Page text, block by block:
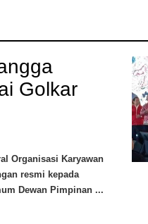
Golkar
Organisasi Karyawan
resmi kepada
Dewan Pimpinan ...